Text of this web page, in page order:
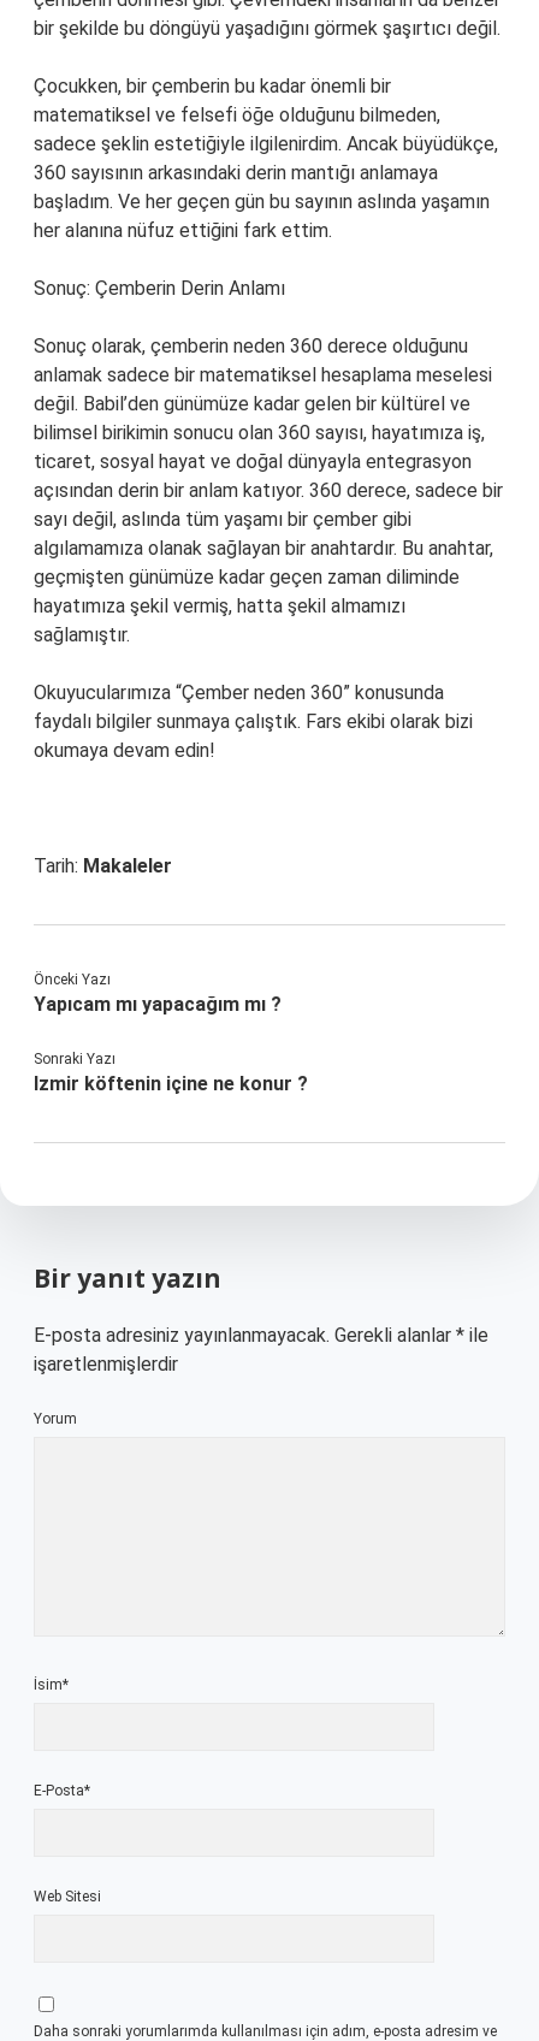
bir şekilde bu döngüyü yaşadığını görmek şaşırtıcı değil.
Çocukken, bir çemberin bu kadar önemli bir
matematiksel ve felsefi öğe olduğunu bilmeden,
sadece şeklin estetiğiyle ilgilenirdim. Ancak büyüdükçe,
360 sayısının arkasındaki derin mantığı anlamaya
başladım. Ve her geçen gün bu sayının aslında yaşamın
her alanına nüfuz ettiğini fark ettim.
Sonuç: Çemberin Derin Anlamı
Sonuç olarak, çemberin neden 360 derece olduğunu
anlamak sadece bir matematiksel hesaplama meselesi
değil. Babil’den günümüze kadar gelen bir kültürel ve
bilimsel birikimin sonucu olan 360 sayısı, hayatımıza iş,
ticaret, sosyal hayat ve doğal dünyayla entegrasyon
açısından derin bir anlam katıyor. 360 derece, sadece bir
sayı değil, aslında tüm yaşamı bir çember gibi
algılamamıza olanak sağlayan bir anahtardır. Bu anahtar,
geçmişten günümüze kadar geçen zaman diliminde
hayatımıza şekil vermiş, hatta şekil almamızı
sağlamıştır.
Okuyucularımıza “Çember neden 360” konusunda
faydalı bilgiler sunmaya çalıştık. Fars ekibi olarak bizi
okumaya devam edin!
Tarih: Makaleler
Önceki Yazı
Yapıcam mı yapacağım mı ?
Sonraki Yazı
Izmir köftenin içine ne konur ?
Bir yanıt yazın
E-posta adresiniz yayınlanmayacak. Gerekli alanlar * ile
işaretlenmişlerdir
Yorum
İsim*
E-Posta*
Web Sitesi
Daha sonraki yorumlarımda kullanılması için adım, e-posta adresim ve